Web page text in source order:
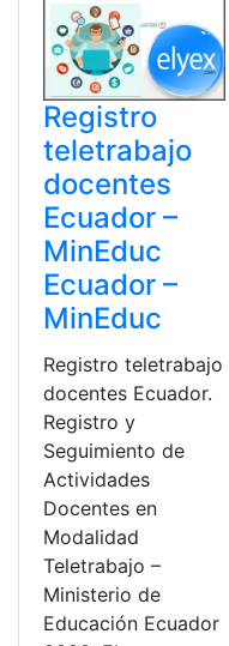
Registro
teletrabajo
docentes
Ecuador –
MinEduc
Ecuador –
MinEduc
Registro teletrabajo
docentes Ecuador.
Registro y
Seguimiento de
Actividades
Docentes en
Modalidad
Teletrabajo –
Ministerio de
Educación Ecuador